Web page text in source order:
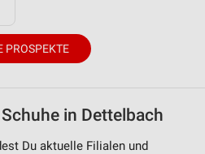
PROSPEKTE
in Dettelbach
Du aktuelle Filialen und